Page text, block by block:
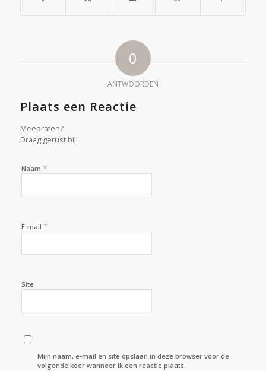
0
ANTWOORDEN
Plaats een Reactie
Meepraten?
Draag gerust bij!
Naam *
E-mail *
Site
Mijn naam, e-mail en site opslaan in deze browser voor de
volgende keer wanneer ik een reactie plaats.